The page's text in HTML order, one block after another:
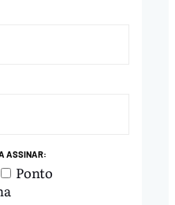
ASSINAR:
Ponto